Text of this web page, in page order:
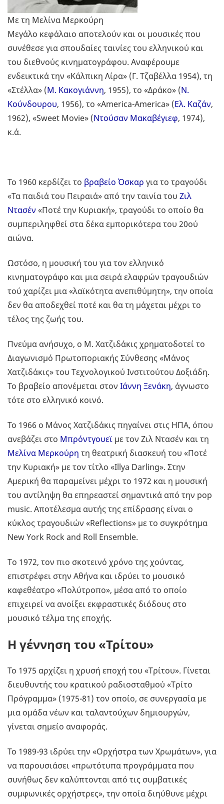
Με τη Μελίνα Μερκούρη
Μεγάλο κεφάλαιο αποτελούν και οι μουσικές που
συνέθεσε για σπουδαίες ταινίες του ελληνικού και
του διεθνούς κινηματογράφου. Αναφέρουμε
ενδεικτικά την «Κάλπικη Λίρα» (Γ. Τζαβέλλα 1954), τη
«Στέλλα» (Μ. Κακογιάννη, 1955), το «Δράκο» (Ν.
Κούνδουρου, 1956), το «America-America» (Ελ. Καζάν,
1962), «Sweet Movie» (Ντούσαν Μακαβέγιεφ, 1974),
κ.ά.
Το 1960 κερδίζει το βραβείο Όσκαρ για το τραγούδι
«Τα παιδιά του Πειραιά» από την ταινία του Ζιλ
Ντασέν «Ποτέ την Κυριακή», τραγούδι το οποίο θα
συμπεριληφθεί στα δέκα εμπορικότερα του 20ού
αιώνα.
Ωστόσο, η μουσική του για τον ελληνικό
κινηματογράφο και μια σειρά ελαφρών τραγουδιών
τού χαρίζει μια «λαϊκότητα ανεπιθύμητη», την οποία
δεν θα αποδεχθεί ποτέ και θα τη μάχεται μέχρι το
τέλος της ζωής του.
Πνεύμα ανήσυχο, ο Μ. Χατζιδάκις χρηματοδοτεί το
Διαγωνισμό Πρωτοποριακής Σύνθεσης «Μάνος
Χατζιδάκις» του Τεχνολογικού Ινστιτούτου Δοξιάδη.
Το βραβείο απονέμεται στον Ιάννη Ξενάκη, άγνωστο
τότε στο ελληνικό κοινό.
Το 1966 ο Μάνος Χατζιδάκις πηγαίνει στις ΗΠΑ, όπου
ανεβάζει στο Μπρόντγουεϊ με τον Ζιλ Ντασέν και τη
Μελίνα Μερκούρη τη θεατρική διασκευή του «Ποτέ
την Κυριακή» με τον τίτλο «Illya Darling». Στην
Αμερική θα παραμείνει μέχρι το 1972 και η μουσική
του αντίληψη θα επηρεαστεί σημαντικά από την pop
music. Αποτέλεσμα αυτής της επίδρασης είναι ο
κύκλος τραγουδιών «Reflections» με το συγκρότημα
New York Rock and Roll Ensemble.
Τo 1972, τον πιο σκοτεινό χρόνο της χούντας,
επιστρέφει στην Αθήνα και ιδρύει το μουσικό
καφεθέατρο «Πολύτροπο», μέσα από το οποίο
επιχειρεί να ανοίξει εκφραστικές διόδους στο
μουσικό τέλμα της εποχής.
Η γέννηση του «Τρίτου»
Το 1975 αρχίζει η χρυσή εποχή του «Τρίτου». Γίνεται
διευθυντής του κρατικού ραδιοσταθμού «Τρίτο
Πρόγραμμα» (1975-81) τον οποίο, σε συνεργασία με
μια ομάδα νέων και ταλαντούχων δημιουργών,
γίνεται σημείο αναφοράς.
Το 1989-93 ιδρύει την «Ορχήστρα των Χρωμάτων», για
να παρουσιάσει «πρωτότυπα προγράμματα που
συνήθως δεν καλύπτονται από τις συμβατικές
συμφωνικές ορχήστρες», την οποία διηύθυνε μέχρι